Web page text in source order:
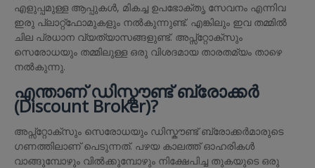
എളുപ്പമുള്ള ആപ്പുകൾ, മികച്ച ഉപഭോക്തൃ സേവനം എന്നിവ
ഇരു പ്ലാറ്റ്‌ഫോമുകളും നൽകുന്നുണ്ട്. എങ്കിലും ഇവ തമ്മിൽ
ചില പ്രധാന വ്യത്യാസങ്ങളുണ്ട്. അപ്സ്റ്റോക്സും
സെരോധയും തമ്മിലുള്ള ഒരു വിശദമായ താരതമ്യം താഴെ
നൽകുന്നു.
എന്താണ് ഡിസ്കൗണ്ട് ബ്രോക്കർ
(Discount Broker)?
അപ്സ്റ്റോക്സും സെരോധയും ഡിസ്കൗണ്ട് ബ്രോക്കർമാരുടെ
ഗണത്തിലാണ് പെടുന്നത്. പഴയ കാലത്ത് ഓഹരികൾ
വാങ്ങുമ്പോഴും വിൽക്കുമ്പോഴും നിക്ഷേപിച്ച തുകയുടെ ഒരു